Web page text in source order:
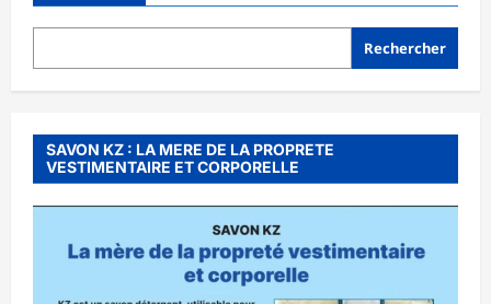
Rechercher
SAVON KZ : LA MERE DE LA PROPRETE
VESTIMENTAIRE ET CORPORELLE